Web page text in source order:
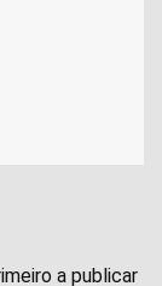
a publicar